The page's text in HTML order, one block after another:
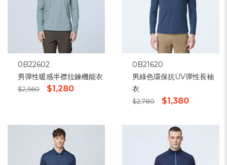
0B22602
男彈性暖感半襟拉鍊機能衣
$2,560 $1,280
0B21620
男綠色環保抗UV彈性長袖
衣
$2,780 $1,380